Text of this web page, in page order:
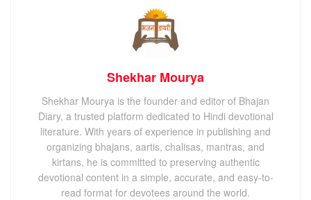
Shekhar Mourya
Shekhar Mourya is the founder and editor of Bhajan
Diary, a trusted platform dedicated to Hindi devotional
literature. With years of experience in publishing and
organizing bhajans, aartis, chalisas, mantras, and
kirtans, he is committed to preserving authentic
devotional content in a simple, accurate, and easy-to-
read format for devotees around the world.